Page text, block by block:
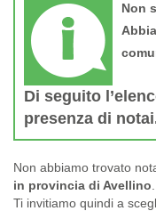
Non
Di seguito
presenza di
Non abbiamo trovato
in provincia di Avellino
Ti invitiamo quindi a